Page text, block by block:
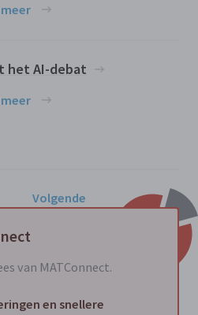
het AI-debat
Volgende
van MATConnect.
en snellere